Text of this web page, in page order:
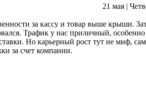
21 мая |
за кассу и товар выше крыши.
Трафик у нас приличный,
Но карьерный рост тут не миф,
за счет компании.